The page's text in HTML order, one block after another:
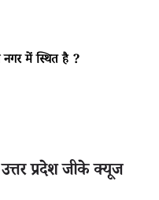
नगर में स्थित है ?
प्रदेश जीके क्यूज